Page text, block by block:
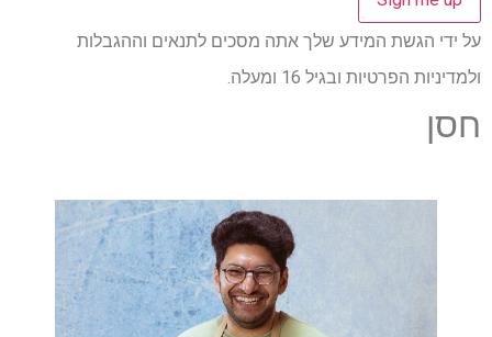
על ידי הגשת המידע שלך אתה מסכים לתנאים וההגבלות
ולמדיניות הפרטיות ובגיל 16 ומעלה.
חסן